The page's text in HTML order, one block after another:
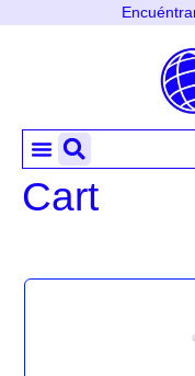
Cart